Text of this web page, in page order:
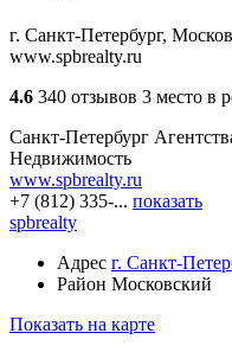
г. Санкт-Петербург,
www.spbrealty.ru
4.6 340 отзывов 3 место в
Санкт-Петербург
Недвижимость
www.spbrealty.ru
+7 (812) 335-... показать
spbrealty
Адрес г. Санкт-
Район Московский
Показать на карте